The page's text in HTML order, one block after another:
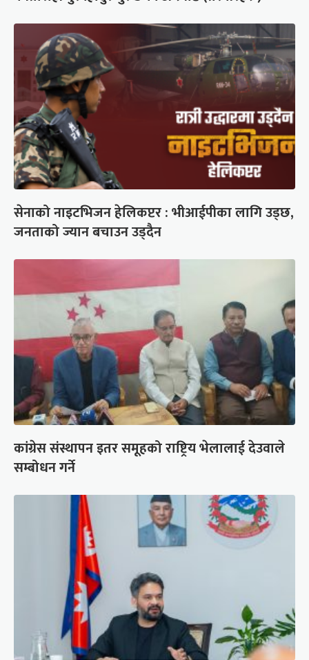
सेनाको नाइटभिजन हेलिकप्टर : भीआईपीका लागि उड्छ,
जनताको ज्यान बचाउन उड्दैन
कांग्रेस संस्थापन इतर समूहको राष्ट्रिय भेलालाई देउवाले
सम्बोधन गर्ने